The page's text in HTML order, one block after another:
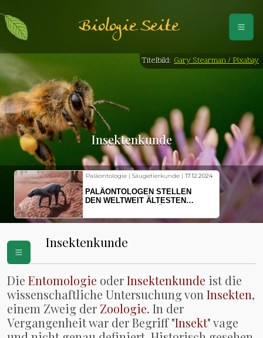
Biologie Seite
Titelbild: Gary Stearman / Pixabay
Insektenkunde
Paläontologie | Säugetierkunde | 17.12.2024
PALÄONTOLOGEN STELLEN
DEN WELTWEIT ÄLTESTEN
VOR
Insektenkunde
Die Entomologie oderInsektenkunde ist die
wissenschaftliche Untersuchung von Insekten,
einem Zweig der Zoologie. In der
Vergangenheit war der Begriff "Insekt" vage